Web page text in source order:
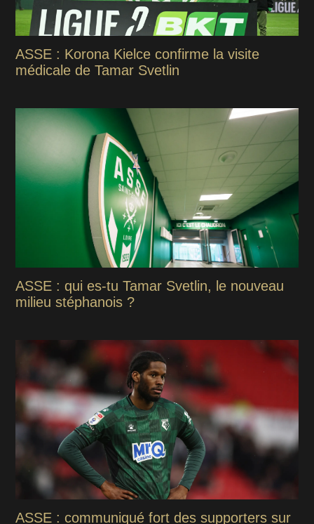
ASSE : Korona Kielce confirme la visite
médicale de Tamar Svetlin
ASSE : qui es-tu Tamar Svetlin, le nouveau
milieu stéphanois ?
ASSE : communiqué fort des supporters sur